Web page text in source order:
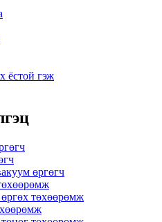
ёстой гэж
өргөгч
төхөөрөмж